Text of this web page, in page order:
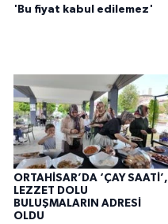
'Bu fiyat kabul edilemez'
ORTAHİSAR’DA ‘ÇAY SAATİ’,
LEZZET DOLU
BULUŞMALARIN ADRESİ
OLDU